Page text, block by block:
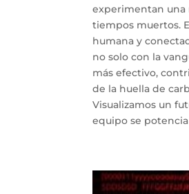
experimentan una
tiempos muertos.
humana y
no solo con la
más efectivo,
de la huella de
Visualizamos un
equipo se